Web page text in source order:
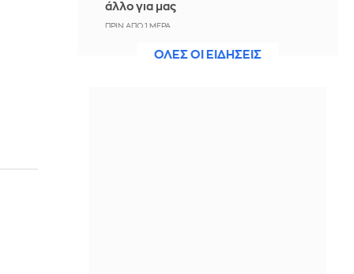
άλλο για μας
ΠΡΙΝ ΑΠΌ 1 ΜΈΡΑ
Άννα Πρέλεβιτς: Το τρυφερό
ΟΛΕΣ ΟΙ ΕΙΔΗΣΕΙΣ